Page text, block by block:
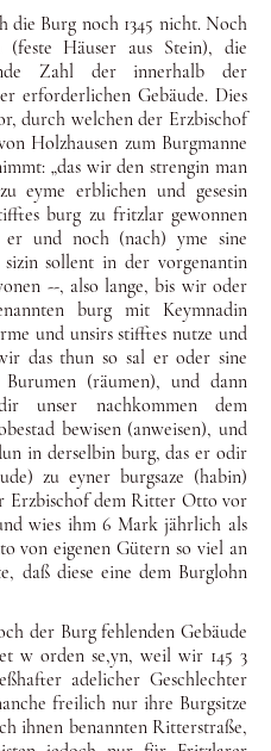
Burg noch 1345 nicht. Noch
Häuser aus Stein), die
Zahl der innerhalb der
erforderlichen Gebäude. Dies
durch welchen der Erzbischof
Holzhausen zum Burgmanne
„das wir den strengin man
eyme erblichen und gesesin
burg zu fritzlar gewonnen
und noch (nach) yme sine
sollent in der vorgenantin
--, also lange, bis wir oder
burg mit Keymnadin
und unsirs stifftes nutze und
das thun so sal er oder sine
(räumen), und dann
unser nachkommen dem
bewisen (anweisen), und
in derselbin burg, das er odir
zu eyner burgsaze (habin)
Erz­bischof dem Ritter Otto vor
wies ihm 6 Mark jährlich als
von eigenen Gütern so viel an
daß diese eine dem Burglohn
der Burg fehlenden Gebäude
w orden se,yn, weil wir 145 3
adelicher Geschlechter
freilich nur ihre Burgsitze
ihnen benannten Ritterstraße,